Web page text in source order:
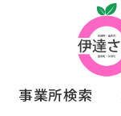
事業所検索